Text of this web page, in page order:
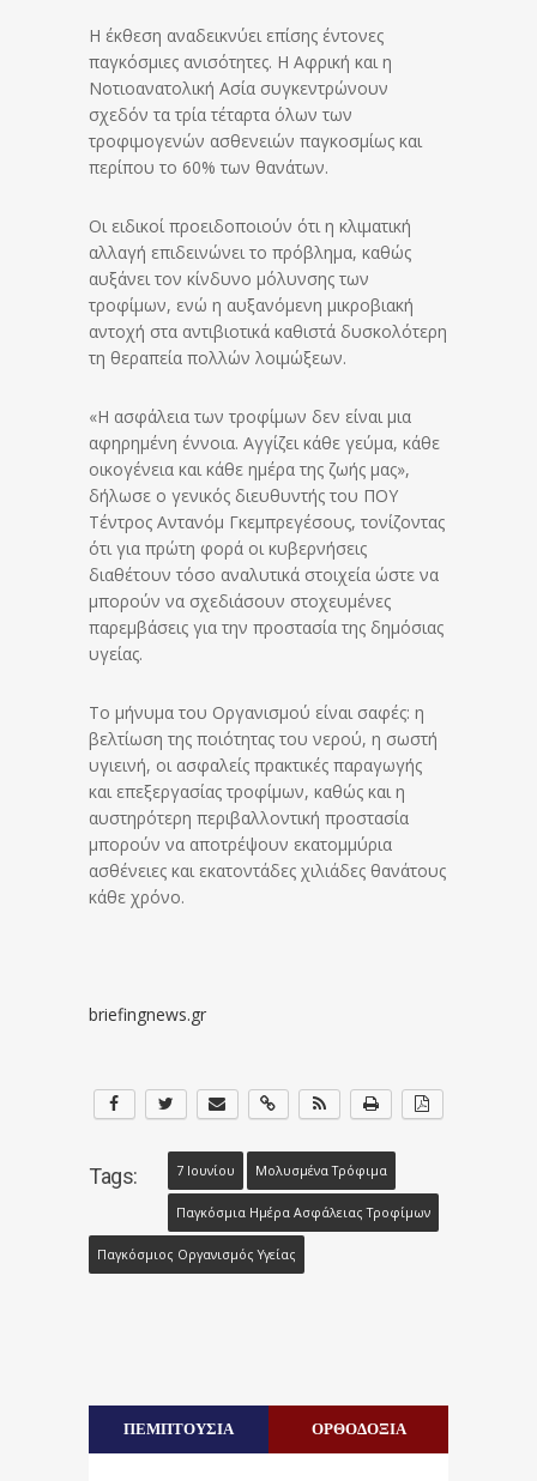
Η έκθεση αναδεικνύει επίσης έντονες
παγκόσμιες ανισότητες. Η Αφρική και η
Νοτιοανατολική Ασία συγκεντρώνουν
σχεδόν τα τρία τέταρτα όλων των
τροφιμογενών ασθενειών παγκοσμίως και
περίπου το 60% των θανάτων.
Οι ειδικοί προειδοποιούν ότι η κλιματική
αλλαγή επιδεινώνει το πρόβλημα, καθώς
αυξάνει τον κίνδυνο μόλυνσης των
τροφίμων, ενώ η αυξανόμενη μικροβιακή
αντοχή στα αντιβιοτικά καθιστά δυσκολότερη
τη θεραπεία πολλών λοιμώξεων.
«Η ασφάλεια των τροφίμων δεν είναι μια
αφηρημένη έννοια. Αγγίζει κάθε γεύμα, κάθε
οικογένεια και κάθε ημέρα της ζωής μας»,
δήλωσε ο γενικός διευθυντής του ΠΟΥ
Τέντρος Αντανόμ Γκεμπρεγέσους, τονίζοντας
ότι για πρώτη φορά οι κυβερνήσεις
διαθέτουν τόσο αναλυτικά στοιχεία ώστε να
μπορούν να σχεδιάσουν στοχευμένες
παρεμβάσεις για την προστασία της δημόσιας
υγείας.
Το μήνυμα του Οργανισμού είναι σαφές: η
βελτίωση της ποιότητας του νερού, η σωστή
υγιεινή, οι ασφαλείς πρακτικές παραγωγής
και επεξεργασίας τροφίμων, καθώς και η
αυστηρότερη περιβαλλοντική προστασία
μπορούν να αποτρέψουν εκατομμύρια
ασθένειες και εκατοντάδες χιλιάδες θανάτους
κάθε χρόνο.
briefingnews.gr
Tags: 7 Ιουνίου Μολυσμένα Τρόφιμα
Παγκόσμια Ημέρα Ασφάλειας Τροφίμων
Παγκόσμιος Οργανισμός Υγείας
ΠΕΜΠΤΟΥΣΙΑ ΟΡΘΟΔΟΞΙΑ